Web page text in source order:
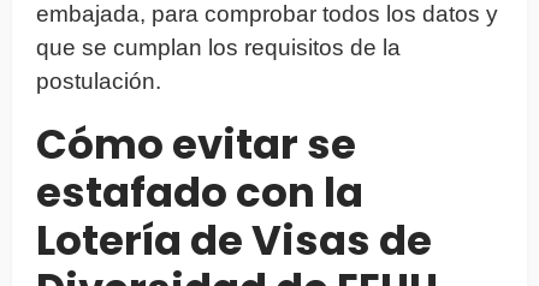
embajada, para comprobar todos los datos y
que se cumplan los requisitos de la
postulación.
Cómo evitar se
estafado con la
Lotería de Visas de